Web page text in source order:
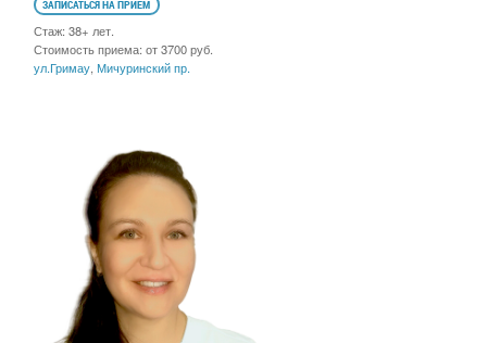
ЗАПИСАТЬСЯ НА ПРИЕМ
Стаж: 38+ лет.
Стоимость приема: от 3700 руб.
ул.Гримау, Мичуринский пр.